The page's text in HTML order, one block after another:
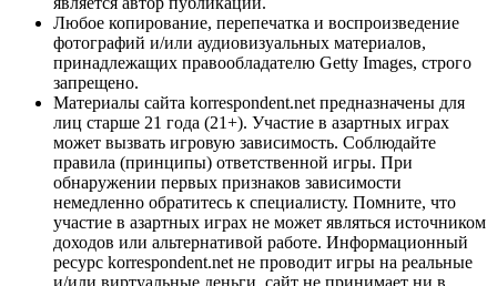
Любое копирование, перепечатка и воспроизведение
фотографий и/или аудиовизуальных материалов,
принадлежащих правообладателю Getty Images, строго
запрещено.
Материалы сайта korrespondent.net предназначены для
лиц старше 21 года (21+). Участие в азартных играх
может вызвать игровую зависимость. Соблюдайте
правила (принципы) ответственной игры. При
обнаружении первых признаков зависимости
немедленно обратитесь к специалисту. Помните, что
участие в азартных играх не может являться источником
доходов или альтернативой работе. Информационный
ресурс korrespondent.net не проводит игры на реальные
и/или виртуальные деньги, сайт не принимает ни в